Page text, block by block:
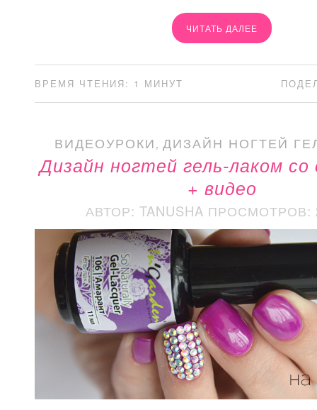
ЧИТАТЬ ДАЛЕЕ
ВРЕМЯ ЧТЕНИЯ: 1 МИНУТ
ВИДЕОУРОКИ,ДИЗАЙН НОГТЕЙ
Дизайн ногтей гель-лаком
+ видео
АВТОР: TANUSHA ПРОСМОТРОВ: